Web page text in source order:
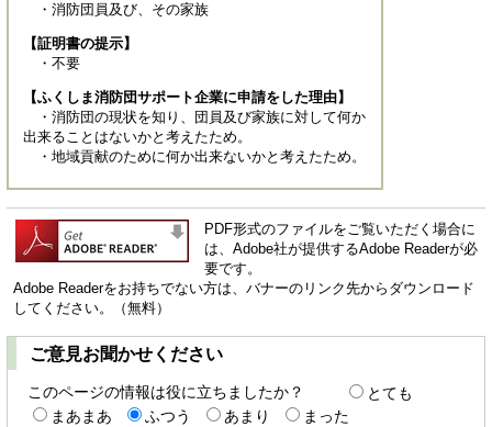
・消防団員及び、その家族
【証明書の提示】
・不要
【ふくしま消防団サポート企業に申請をした理由】
・消防団の現状を知り、団員及び家族に対して何か
出来ることはないかと考えたため。
・地域貢献のために何か出来ないかと考えたため。
PDF形式のファイルをご覧いただく場合に
は、Adobe社が提供するAdobe Readerが必
要です。
Adobe Readerをお持ちでない方は、バナーのリンク先からダウンロード
してください。（無料）
ご意見お聞かせください
このページの情報は役に立ちましたか？
とても
まあまあ
ふつう あまり
まった